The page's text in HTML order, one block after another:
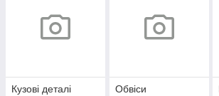
Кузові деталі Обвіси